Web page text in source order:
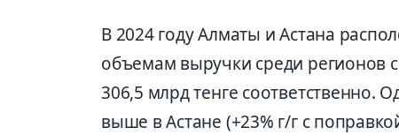
В 2024 году Алматы и Астана
объемам выручки среди регионов
306,5 млрд тенге соответственно.
выше в Астане (+23% г/г с